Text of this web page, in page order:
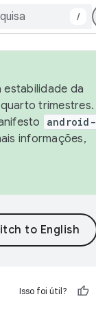
/
estabilidade da
trimestres.
android-
informações,
Isso foi útil?